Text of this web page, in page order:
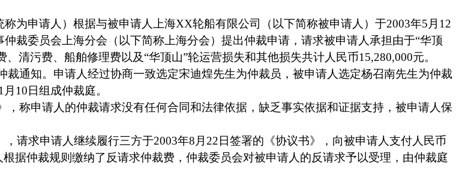
为申请人）根据与被申请人上海XX轮船有限公司（以下简称被申请人）于2003年5 月 12
仲裁委员会上海分会（以下简称上海分会）提出仲裁申请，请求被申请人承担由于“华顶
、清污费、船舶修理费以及“华顶山”轮运营损失和其他损失共计人民币15,280,000元。
裁通知。申请人经过协商一致选定宋迪煌先生为仲裁员，被申请人选定杨召南先生为仲裁
月 10日组成仲裁庭。
，称申请人的仲裁请求没有任何合同和法律依据，缺乏事实依据和证据支持，被申请人保
请求申请人继续履行三方于2003年8 月 22日签署的《协议书》，向被申请人支付人民币
据仲裁规则缴纳了反请求仲裁费，仲裁委员会对被申请人的反请求予以受理，由仲裁庭